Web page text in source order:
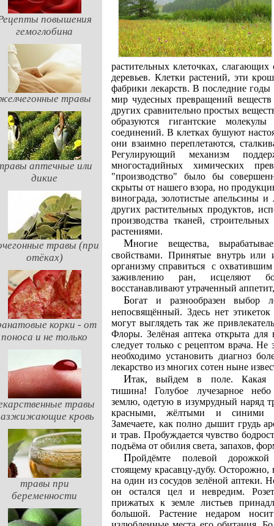
повышения
гемоглобина
травы
аптечные или
дикие
травы (при
отёках)
корки - от
поноса и не только
травы
кровь
травы при
беременности
растительных клеточках,
деревьев. Клетки растений, эти
фабрики лекарств. В последние
мир чудесных превращений
других сравнительно простых
образуются гигантские
соединений. В клетках бушуют
они взаимно переплетаются,
Регулирующий механизм
многостадийных химических
"производство" было бы
скрыты от нашего взора, но
винограда, золотистые апельсины
других растительных продуктов,
производства тканей,
растениями.
Многие вещества, вырабатываемые клетками растений, обладают целебными
свойствами. Принятые внутрь или
организму справиться с охватившим
заживлению ран, исцеляют
восстанавливают утраченный
Богат и разнообразен выбор лекарств в зелёной аптеке, но будь осторожен,
непосвящённый. Здесь нет
могут выглядеть так же
Флоры. Зелёная аптека открыта
следует только с рецептом врача.
необходимо установить диагноз
лекарство из многих сотен ныне
Итак, выйдем в поле. Какая удивительная
тишина! Голубое лучезарное
землю, одетую в изумрудный наряд
красными, жёлтыми и синими
Замечаете, как полно дышит грудь
и трав. Пробуждается чувство
подъёма от обилия света, запахов,
Пройдёмте полевой дорожкой к одиноко
стоящему красавцу-дубу. Осторожно,
на один из сосудов зелёной аптеки.
он остался цел и невредим.
прижатых к земле листьев
большой. Растение недаром